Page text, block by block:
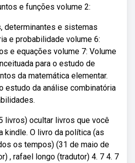
e funções volume 2:
determinantes e sistemas
e probabilidade volume 6:
e equações volume 7: Volume
para o estudo de
da matemática elementar.
estudo da análise combinatória
livros) ocultar livros que você
kindle. O livro da política (as
os tempos) (31 de maio de
, rafael longo (tradutor) 4. 7 4. 7